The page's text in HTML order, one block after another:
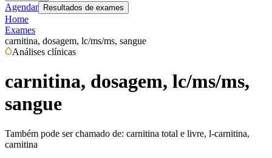
Agendar Resultados de exames
Home
Exames
carnitina, dosagem, lc/ms/ms, sangue
Análises clínicas
carnitina, dosagem, lc/ms/ms,
sangue
Também pode ser chamado de: carnitina total e livre, l-carnitina,
carnitina